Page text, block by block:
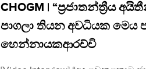
CHOGM | “ප්‍රජාතන්ත්‍රීය
පාගලා තියන අවධියක මෙය
හෙන්නායකආරච්චි